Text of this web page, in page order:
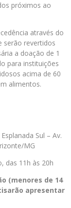
próximos ao
através do
serão revertidos
a doação de 1
para instituições
acima de 60
alimentos.
Sul – Av.
MG
das 11h às 20h
(menores de 14
apresentar